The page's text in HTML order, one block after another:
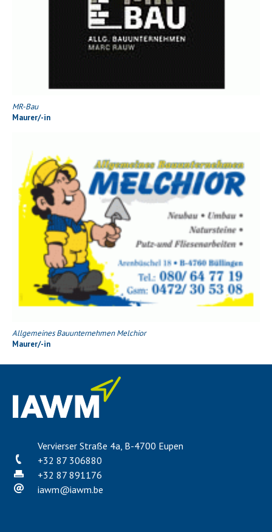
MR-Bau
Maurer/-in
Allgemeines Bauunternehmen Melchior
Maurer/-in
Vervierser Straße 4a, B-4700 Eupen
+32 87 306880
+32 87 891176
iawm@iawm.be